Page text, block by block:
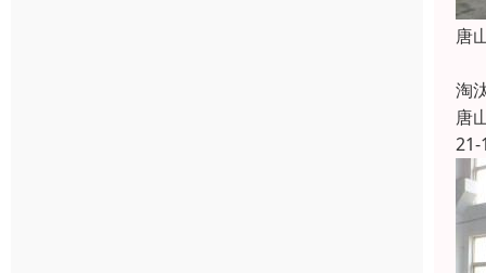
唐
淘
唐
21-